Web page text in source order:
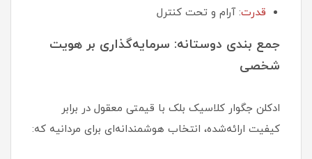
قدرت: آرام و تحت کنترل
جمع بندی دوستانه: سرمایه‌گذاری بر هویت
شخصی
ادکلن جگوار کلاسیک بلک با قیمتی معقول در برابر
کیفیت ارائه‌شده، انتخاب هوشمندانه‌ای برای مردانیه که: